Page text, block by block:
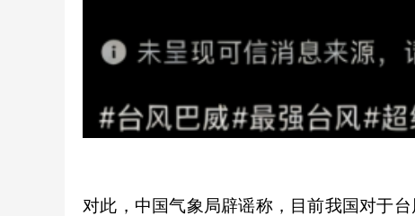
对此，中国气象局辟谣称，目前我国对于